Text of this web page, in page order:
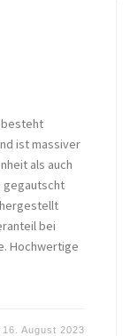
besteht
ist massiver
als auch
gegautscht
bei
Hochwertige
16. August 2023